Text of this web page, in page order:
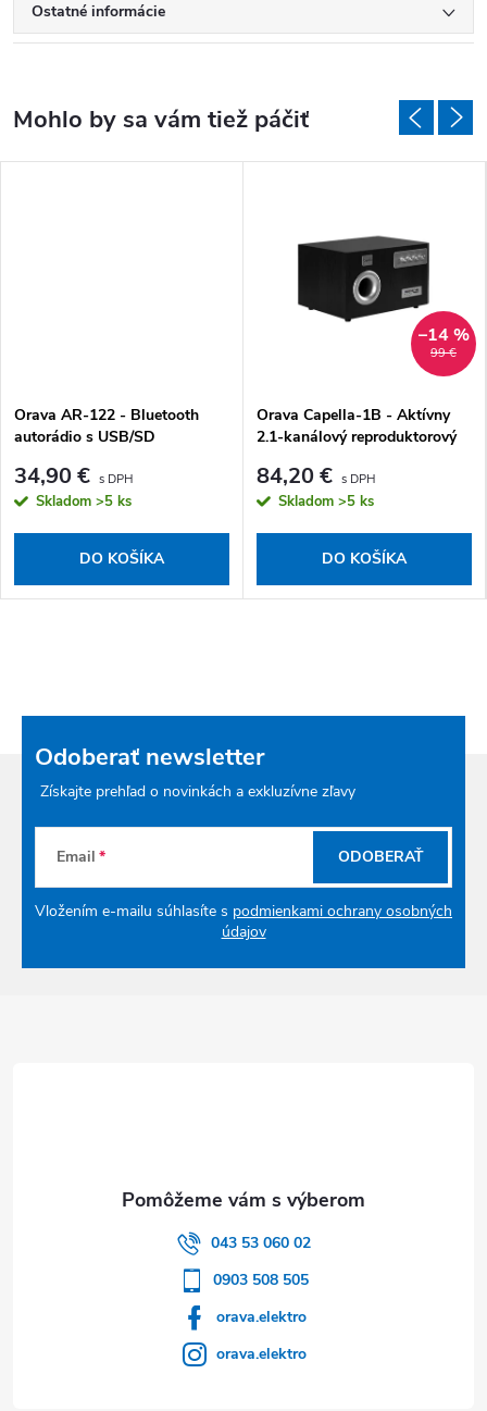
Ostatné informácie
Orava AR-122 - Bluetooth
autorádio s USB/SD
34,90 €
Skladom >5 ks
DO KOŠÍKA
99 €
–14 %
Orava Capella-1B - Aktívny
2.1-kanálový reproduktorový
84,20 €
Skladom >5 ks
DO KOŠÍKA
Odoberať newsletter
Získajte prehľad o novinkách a exkluzívne zľavy
Email
Vložením e-mailu súhlasíte s podmienkami ochrany osobných
údajov
ODOBERAŤ
043 53 060 02
0903 508 505
orava.elektro
orava.elektro